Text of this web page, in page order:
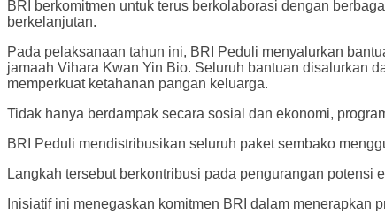
BRI berkomitmen untuk terus berkolaborasi dengan
berkelanjutan.
Pada pelaksanaan tahun ini, BRI Peduli menyalurkan
jamaah Vihara Kwan Yin Bio. Seluruh bantuan disalurkan
memperkuat ketahanan pangan keluarga.
Tidak hanya berdampak secara sosial dan ekonomi,
BRI Peduli mendistribusikan seluruh paket sembako
Langkah tersebut berkontribusi pada pengurangan
Inisiatif ini menegaskan komitmen BRI dalam